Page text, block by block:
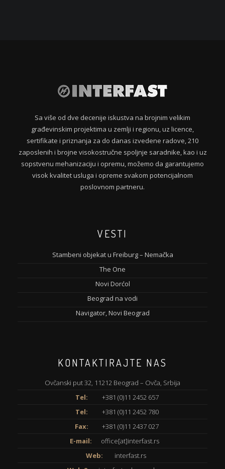
Sa više od dve decenije iskustva na brojnim velikim
građevinskim projektima u zemlji i regionu, uz licence,
sertifikate i priznanja za do danas izvedene radove, 210
zaposlenih i brojne visokostručne spoljnje saradnike, kao i uz
sopstvenu mehanizaciju i opremu, možemo da garantujemo
visok kvalitet usluga i opreme svakom potencijalnom
poslovnom partneru.
VESTI
Stambeni objekat u Freiburg – Nemačka
The One
Novi Dorćol
Beograd na vodi
Navigator, Novi Beograd
KONTAKTIRAJTE NAS
Ovčanski put 32, 11212 Beograd – Ovča, Srbija
Tel:
+381 (0)11 2452 657
Tel:
+381 (0)11 2452 780
Fax:
+381 (0)11 2437 027
E-mail:
office[at]interfast.rs
Web:
interfast.rs